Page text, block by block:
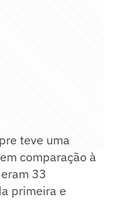
teve uma
comparação à
33
primeira e